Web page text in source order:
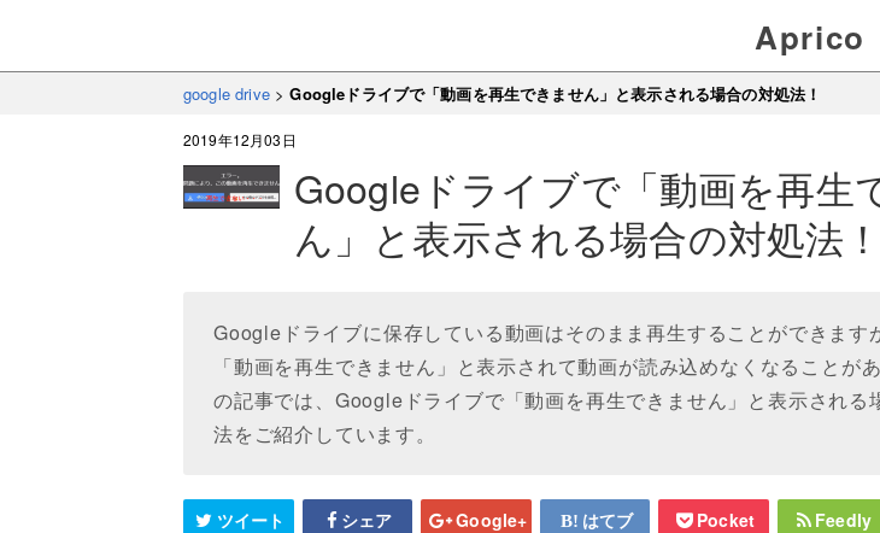
Aprico
google drive>Googleドライブで「動画を再生できません」と表示される場合の対処法！
2019年12月03日
Googleドライブで「動画を再生
ん」と表示される場合の対処法！
Googleドライブに保存している動画はそのまま再生することができます
「動画を再生できません」と表示されて動画が読み込めなくなることが
の記事では、Googleドライブで「動画を再生できません」と表示される
法をご紹介しています。
ツイート シェア Google+ はてブ Pocket Feedly